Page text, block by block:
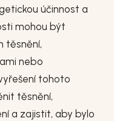
účinnost a
mohou být
těsnění,
nebo
tohoto
těsnění,
a zajistit, aby bylo